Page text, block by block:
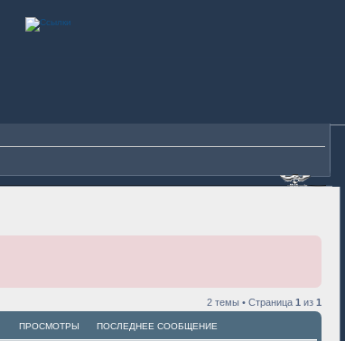
2 темы • Страница 1 из 1
ПРОСМОТРЫ ПОСЛЕДНЕЕ СООБЩЕНИЕ